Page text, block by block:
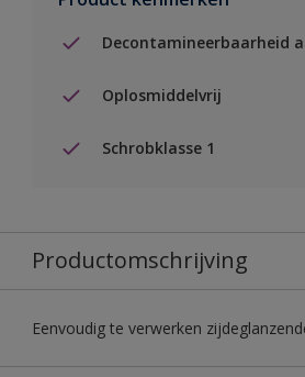
Decontamineerbaarheid
Oplosmiddelvrij
Schrobklasse 1
Productomschrijving
Eenvoudig te verwerken